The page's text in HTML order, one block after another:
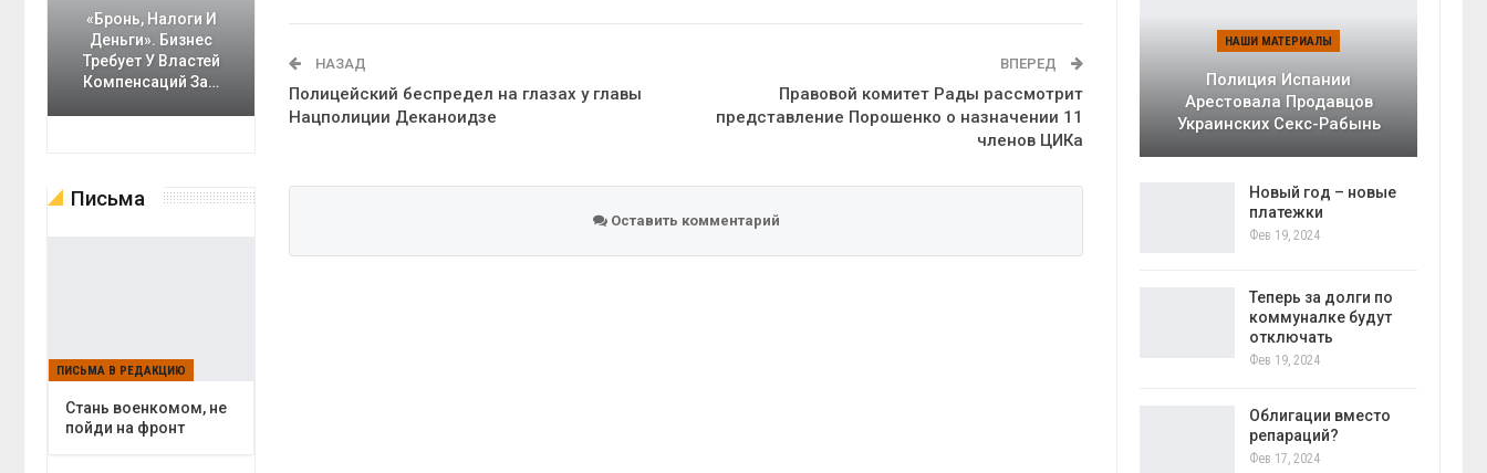
НАЗАД
Полицейский беспредел на глазах у главы
Нацполиции Деканоидзе
ВПЕРЕД
Правовой комитет Рады рассмотрит
представление Порошенко о назначении 11
членов ЦИКа
Оставить комментарий
НАШИ МАТЕРИАЛЫ
Полиция Испании
Арестовала Продавцов
Украинских Секс-Рабынь
Новый год – новые
платежки
Фев 19, 2024
Теперь за долги по
коммуналке будут
отключать
Фев 19, 2024
Облигации вместо
репараций?
Фев 17, 2024
«Бронь, Налоги И
Деньги». Бизнес
Требует У Властей
Компенсаций За…
Письма
ПИСЬМА В РЕДАКЦИЮ
Cтань военкомом, не
пойди на фронт